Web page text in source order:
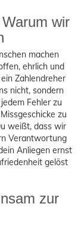
wir
machen
ehrlich und
Zahlendreher
nicht, sondern
Fehler zu
zu
weißt, dass wir
Verantwortung
Anliegen ernst
gelöst
zur